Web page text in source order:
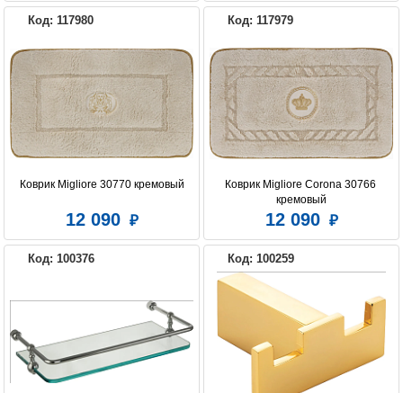
Код: 117980
Коврик Migliore 30770 кремовый
12 090
Код: 117979
Коврик Migliore Corona 30766
кремовый
12 090
Код: 100376 Код: 100259